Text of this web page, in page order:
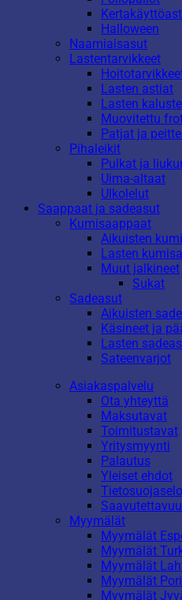
Halloween
Naamiaisasut
Lastentarvikkeet
Lasten astiat
Lasten
Muovitettu
Patjat ja
Pihaleikit
Pulkat ja
Uima-altaat
Ulkolelut
Saappaat ja sadeasut
Kumisaappaat
Aikuisten
Lasten
Muut jalkineet
Sukat
Sadeasut
Aikuisten
Käsineet ja
Lasten
Sateenvarjot
Asiakaspalvelu
Ota yhteyttä
Maksutavat
Toimitustavat
Yritysmyynti
Palautus
Yleiset ehdot
Myymälät
Myymälät
Myymälät
Myymälät
Myymälät Pori
Myymälät